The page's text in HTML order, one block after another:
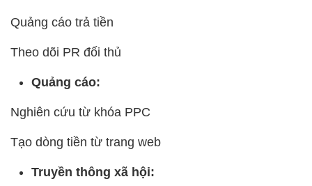
Quảng cáo trả tiền
Theo dõi PR đối thủ
Quảng cáo:
Nghiên cứu từ khóa PPC
Tạo dòng tiền từ trang web
Truyền thông xã hội: